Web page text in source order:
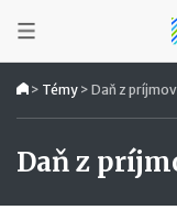
> Témy > Daň z
Daň z